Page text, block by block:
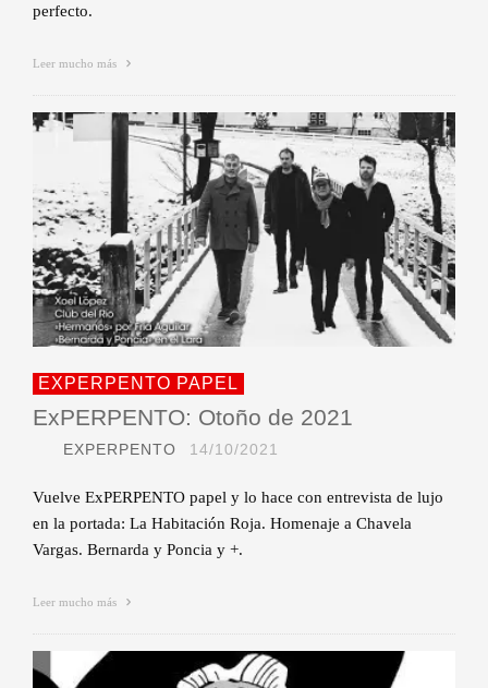
perfecto.
Leer mucho más
EXPERPENTO PAPEL
ExPERPENTO: Otoño de 2021
EXPERPENTO 14/10/2021
Vuelve ExPERPENTO papel y lo hace con entrevista de lujo
en la portada: La Habitación Roja. Homenaje a Chavela
Vargas. Bernarda y Poncia y +.
Leer mucho más